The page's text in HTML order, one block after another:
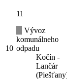
10
11
Vývoz
komunálneho
odpadu
Kočín -
Lančár